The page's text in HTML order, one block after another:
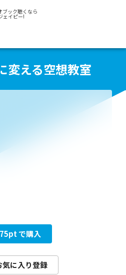
ブック聴くなら
ェイピー!
変える空想教室
pt で購入
気に入り登録